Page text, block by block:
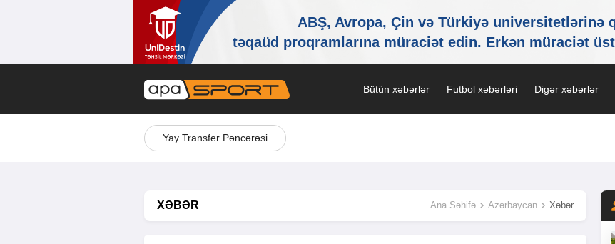
Bütün xəbərlər Futbol xəbərləri Digər xəbərlər
Yay Transfer Pəncərəsi
XƏBƏR Ana Səhifə Azərbaycan Xəbər